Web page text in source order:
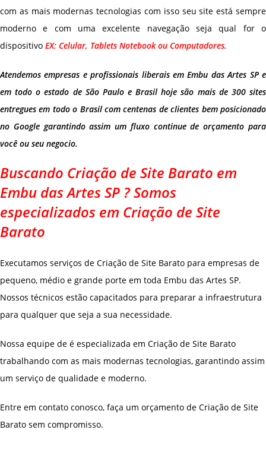
com as mais modernas tecnologias com isso seu site está sempre
moderno e com uma excelente navegação seja qual for o
dispositivo EX: Celular, Tablets Notebook ou Computadores.
Atendemos empresas e profissionais liberais em Embu das Artes SP e
em todo o estado de São Paulo e Brasil hoje são mais de 300 sites
entregues em todo o Brasil com centenas de clientes bem posicionado
no Google garantindo assim um fluxo continue de orçamento para
você ou seu negocio.
Buscando Criação de Site Barato em
Embu das Artes SP ? Somos
especializados em Criação de Site
Barato
Executamos serviços de Criação de Site Barato para empresas de
pequeno, médio e grande porte em toda Embu das Artes SP.
Nossos técnicos estão capacitados para preparar a infraestrutura
para qualquer que seja a sua necessidade.
Nossa equipe de é especializada em Criação de Site Barato
trabalhando com as mais modernas tecnologias, garantindo assim
um serviço de qualidade e moderno.
Entre em contato conosco, faça um orçamento de Criação de Site
Barato sem compromisso.